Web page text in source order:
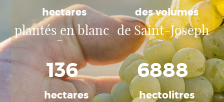
hectares
plantés en blanc
des volumes
de Saint-Joseph
136
hectares
6888
hectolitres